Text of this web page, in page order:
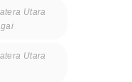
Utara
Utara